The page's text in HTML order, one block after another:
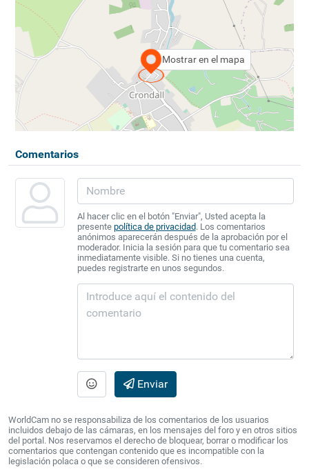
Mostrar en el mapa
Comentarios
Al hacer clic en el botón "Enviar", Usted acepta la
presente política de privacidad. Los comentarios
anónimos aparecerán después de la aprobación por el
moderador. Inicia la sesión para que tu comentario sea
inmediatamente visible. Si no tienes una cuenta,
puedes registrarte en unos segundos.
Enviar
WorldCam no se responsabiliza de los comentarios de los usuarios
incluidos debajo de las cámaras, en los mensajes del foro y en otros sitios
del portal. Nos reservamos el derecho de bloquear, borrar o modificar los
comentarios que contengan contenido que es incompatible con la
legislación polaca o que se consideren ofensivos.